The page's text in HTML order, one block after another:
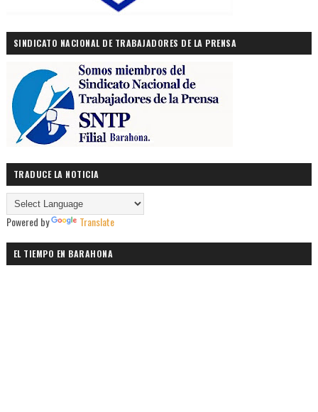
SINDICATO NACIONAL DE TRABAJADORES DE LA PRENSA
TRADUCE LA NOTICIA
Powered by Translate
EL TIEMPO EN BARAHONA